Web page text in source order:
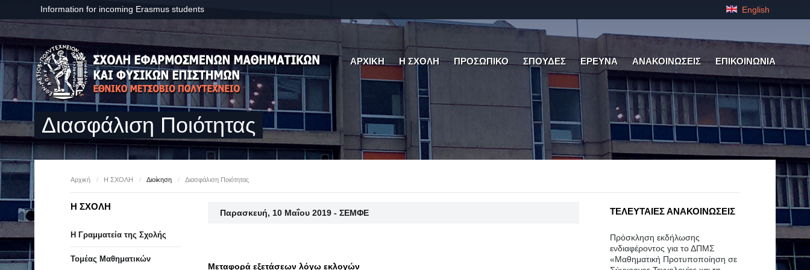
Information for incoming Erasmus students English
ΑΡΧΙΚΗ Η ΣΧΟΛΗ ΠΡΟΣΩΠΙΚΟ ΣΠΟΥΔΕΣ ΕΡΕΥΝΑ ΑΝΑΚΟΙΝΩΣΕΙΣ ΕΠΙΚΟΙΝΩΝΙΑ
Διασφάλιση Ποιότητας
Αρχική / Η ΣΧΟΛΗ / Διοίκηση / Διασφάλιση Ποιότητας
Παρασκευή, 10 Μαΐου 2019 - ΣΕΜΦΕ
Μεταφορά εξετάσεων λόγω εκλογών
Η ΣΧΟΛΗ
Η Γραμματεία της Σχολής
Τομέας Μαθηματικών
ΤΕΛΕΥΤΑΙΕΣ ΑΝΑΚΟΙΝΩΣΕΙΣ
Πρόσκληση εκδήλωσης
ενδιαφέροντος για το ΔΠΜΣ
«Μαθηματική Προτυποποίηση σε